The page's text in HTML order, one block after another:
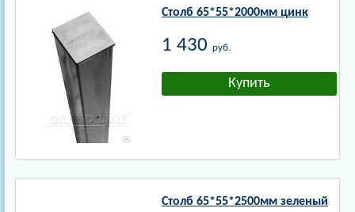
Столб 65*55*2000мм цинк
1 430 руб.
Столб 65*55*2500мм зеленый